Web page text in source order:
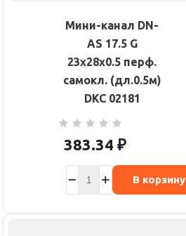
Мини-канал DN-
AS 17.5 G
23х28х0.5 перф.
самокл. (дл.0.5м)
DKC 02181
383.34 ₽
В корзину